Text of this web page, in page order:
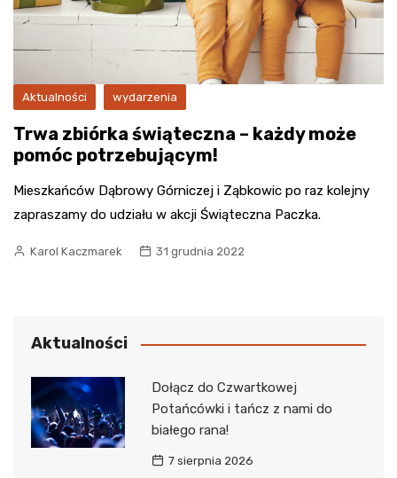
Aktualności wydarzenia
Trwa zbiórka świąteczna – każdy może
pomóc potrzebującym!
Mieszkańców Dąbrowy Górniczej i Ząbkowic po raz kolejny
zapraszamy do udziału w akcji Świąteczna Paczka.
Karol Kaczmarek 31 grudnia 2022
Aktualności
Dołącz do Czwartkowej
Potańcówki i tańcz z nami do
białego rana!
7 sierpnia 2026